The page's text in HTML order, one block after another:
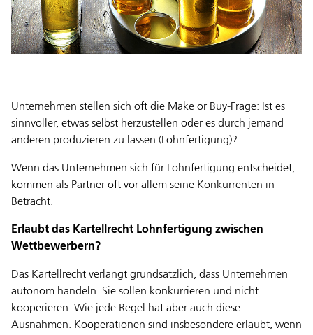
Unternehmen stellen sich oft die Make or Buy-Frage: Ist es
sinnvoller, etwas selbst herzustellen oder es durch jemand
anderen produzieren zu lassen (Lohnfertigung)?
Wenn das Unternehmen sich für Lohnfertigung entscheidet,
kommen als Partner oft vor allem seine Konkurrenten in
Betracht.
Erlaubt das Kartellrecht Lohnfertigung zwischen
Wettbewerbern?
Das Kartellrecht verlangt grundsätzlich, dass Unternehmen
autonom handeln. Sie sollen konkurrieren und nicht
kooperieren. Wie jede Regel hat aber auch diese
Ausnahmen. Kooperationen sind insbesondere erlaubt, wenn